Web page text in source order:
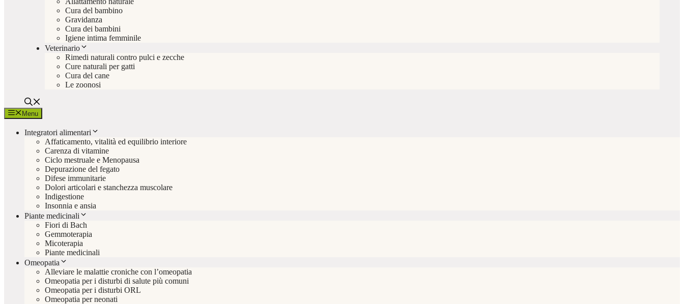
Cura del bambino
Gravidanza
Cura dei bambini
Igiene intima femminile
Veterinario
Rimedi naturali contro pulci e zecche
Cure naturali per gatti
Cura del cane
Le zoonosi
Menu
Integratori alimentari
Affaticamento, vitalità ed equilibrio interiore
Carenza di vitamine
Ciclo mestruale e Menopausa
Depurazione del fegato
Difese immunitarie
Dolori articolari e stanchezza muscolare
Indigestione
Insonnia e ansia
Piante medicinali
Fiori di Bach
Gemmoterapia
Micoterapia
Piante medicinali
Omeopatia
Alleviare le malattie croniche con l’omeopatia
Omeopatia per i disturbi di salute più comuni
Omeopatia per i disturbi ORL
Omeopatia per neonati